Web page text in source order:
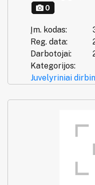
0
Įm. kodas:
Reg. data:
Darbotojai:
Kategorijos:
Juvelyriniai